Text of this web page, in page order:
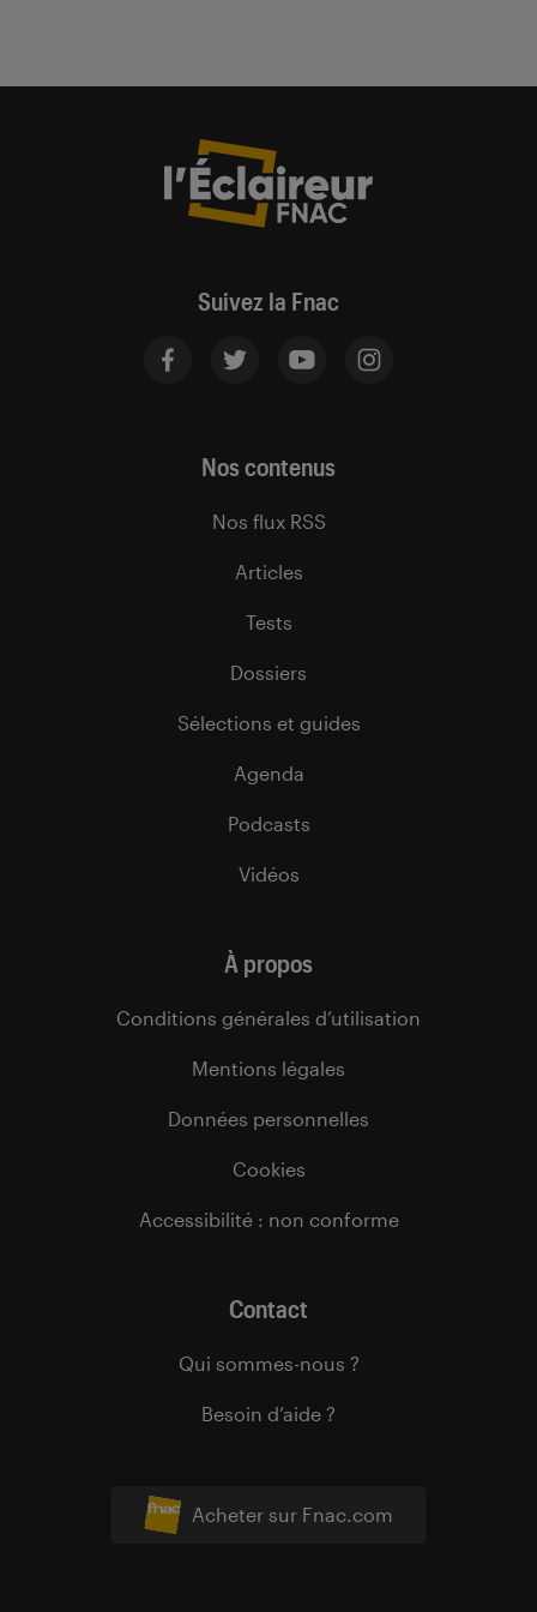
Suivez la Fnac
Acheter sur Fnac.com
Nos contenus
Nos flux RSS
Articles
Tests
Dossiers
Sélections et guides
Agenda
Podcasts
Vidéos
À propos
Conditions générales d’utilisation
Mentions légales
Données personnelles
Cookies
Accessibilité : non conforme
Contact
Qui sommes-nous ?
Besoin d’aide ?